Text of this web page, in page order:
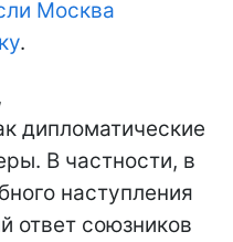
Москва
.
дипломатические
В частности, в
наступления
ответ союзников